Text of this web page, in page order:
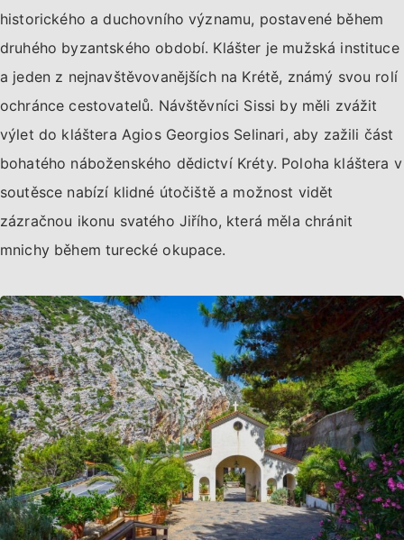
historického a duchovního významu, postavené během
druhého byzantského období. Klášter je mužská instituce
a jeden z nejnavštěvovanějších na Krétě, známý svou rolí
ochránce cestovatelů. Návštěvníci Sissi by měli zvážit
výlet do kláštera Agios Georgios Selinari, aby zažili část
bohatého náboženského dědictví Kréty. Poloha kláštera v
soutěsce nabízí klidné útočiště a možnost vidět
zázračnou ikonu svatého Jiřího, která měla chránit
mnichy během turecké okupace.